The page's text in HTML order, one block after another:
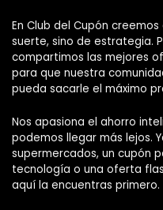
En Club del Cupón
suerte, sino de estrategia.
compartimos las mejores
para que nuestra
pueda sacarle el máximo
Nos apasiona el ahorro
podemos llegar más lejos.
supermercados, un cupón
tecnología o una oferta
aquí la encuentras primero.